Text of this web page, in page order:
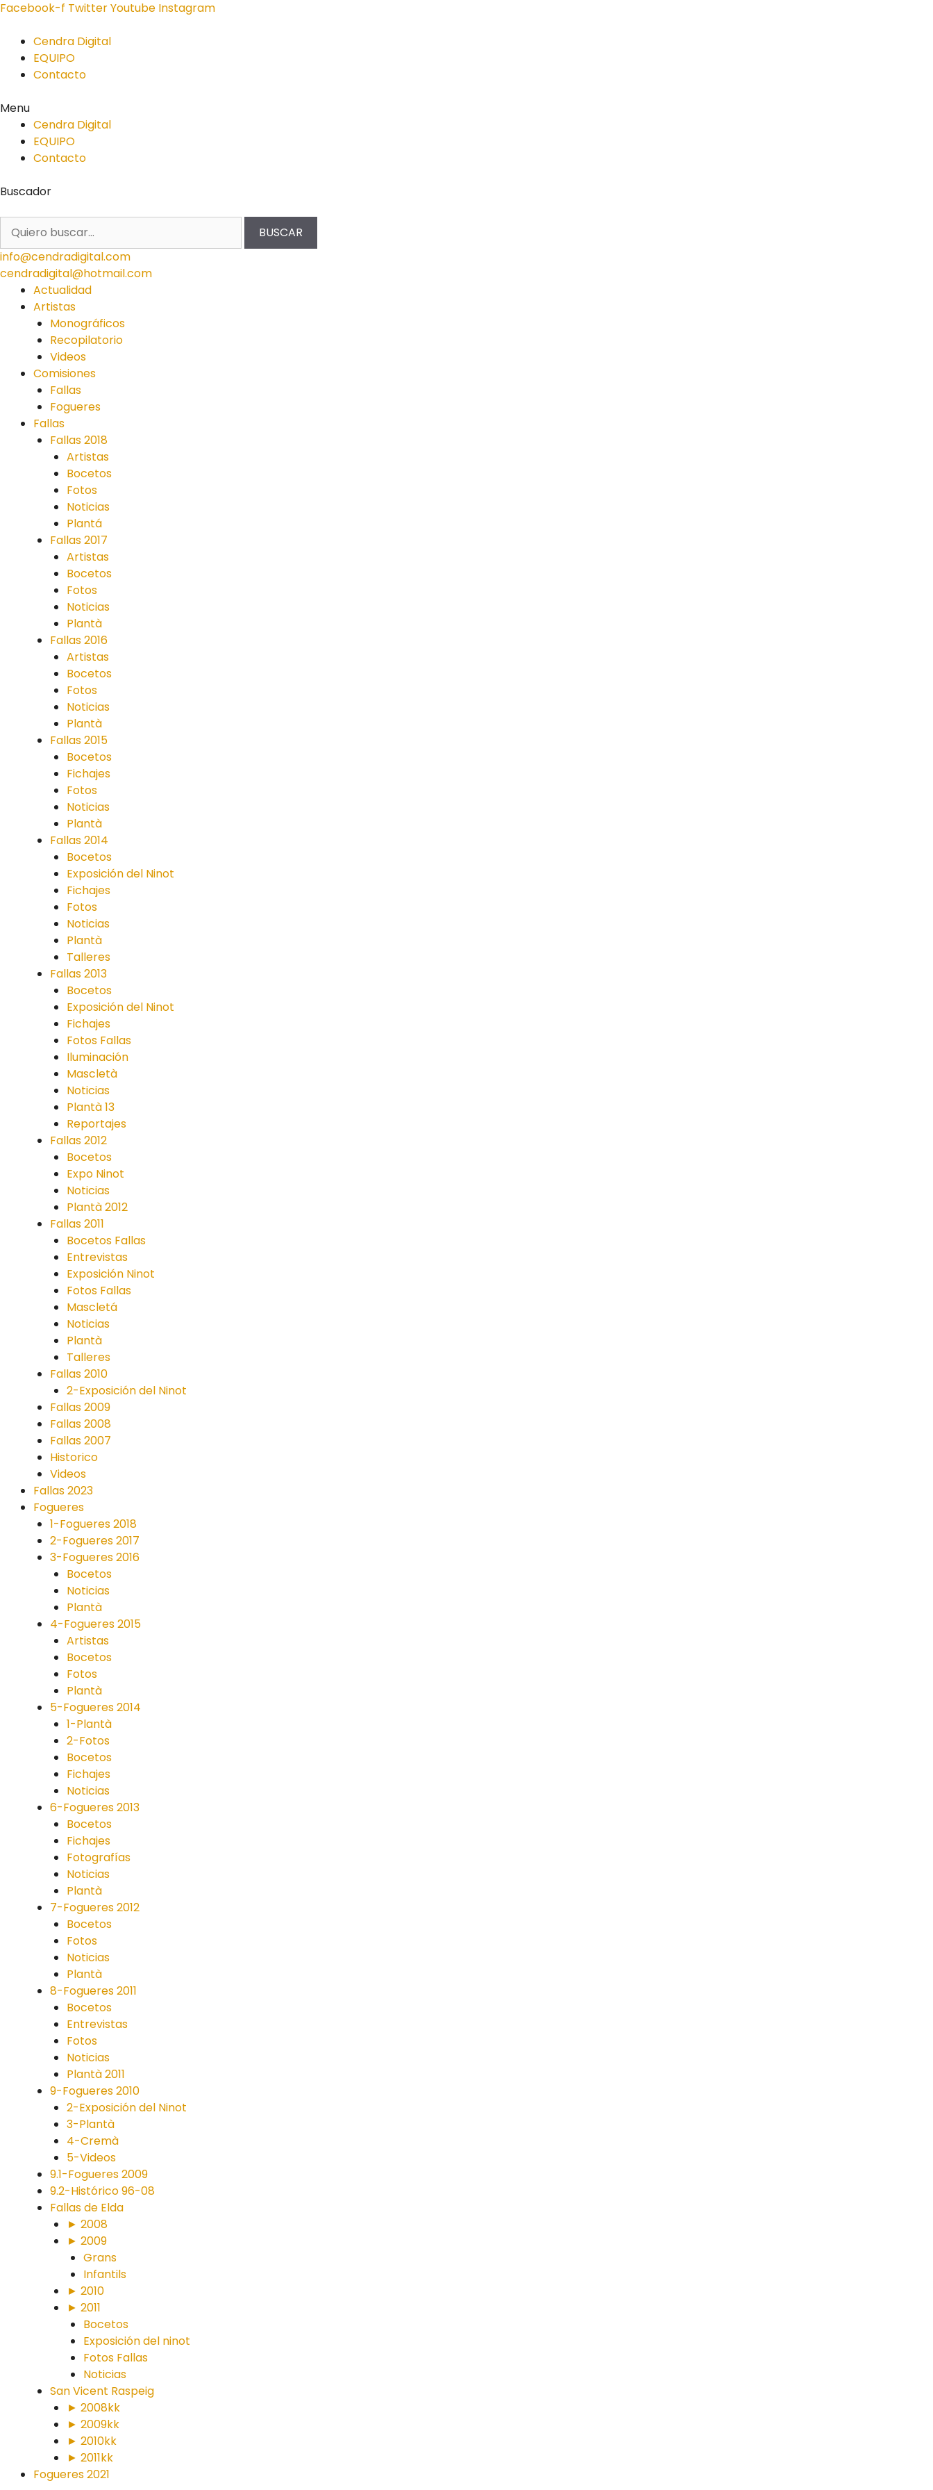
Facebook-f TwitterYoutube Instagram
Cendra Digital
EQUIPO
Contacto
Menu
Cendra Digital
EQUIPO
Contacto
Buscador
BUSCAR
info@cendradigital.com
cendradigital@hotmail.com
Actualidad
Artistas
Monográficos
Recopilatorio
Videos
Comisiones
Fallas
Fogueres
Fallas
Fallas 2018
Artistas
Bocetos
Fotos
Noticias
Plantá
Fallas 2017
Artistas
Bocetos
Fotos
Noticias
Plantà
Fallas 2016
Artistas
Bocetos
Fotos
Noticias
Plantà
Fallas 2015
Bocetos
Fichajes
Fotos
Noticias
Plantà
Fallas 2014
Bocetos
Exposición del Ninot
Fichajes
Fotos
Noticias
Plantà
Talleres
Fallas 2013
Bocetos
Exposición del Ninot
Fichajes
Fotos Fallas
Iluminación
Mascletà
Noticias
Plantà 13
Reportajes
Fallas 2012
Bocetos
Expo Ninot
Noticias
Plantà 2012
Fallas 2011
Bocetos Fallas
Entrevistas
Exposición Ninot
Fotos Fallas
Mascletá
Noticias
Plantà
Talleres
Fallas 2010
2-Exposición del Ninot
Fallas 2009
Fallas 2008
Fallas 2007
Historico
Videos
Fallas 2023
Fogueres
1-Fogueres 2018
2-Fogueres 2017
3-Fogueres 2016
Bocetos
Noticias
Plantà
4-Fogueres 2015
Artistas
Bocetos
Fotos
Plantà
5-Fogueres 2014
1-Plantà
2-Fotos
Bocetos
Fichajes
Noticias
6-Fogueres 2013
Bocetos
Fichajes
Fotografías
Noticias
Plantà
7-Fogueres 2012
Bocetos
Fotos
Noticias
Plantà
8-Fogueres 2011
Bocetos
Entrevistas
Fotos
Noticias
Plantà 2011
9-Fogueres 2010
2-Exposición del Ninot
3-Plantà
4-Cremà
5-Videos
9.1-Fogueres 2009
9.2-Histórico 96-08
Fallas de Elda
► 2008
► 2009
Grans
Infantils
► 2010
► 2011
Bocetos
Exposición del ninot
Fotos Fallas
Noticias
San Vicent Raspeig
► 2008kk
► 2009kk
► 2010kk
► 2011kk
Fogueres 2021